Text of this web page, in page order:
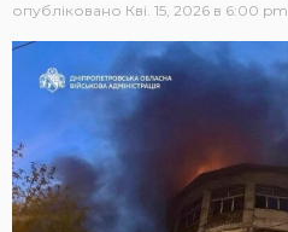
опубліковано Кві. 15, 2026 в 6:00 pm